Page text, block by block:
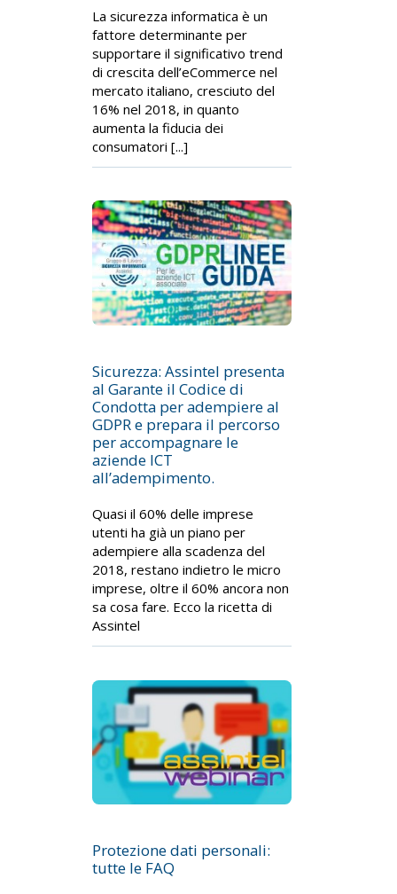
La sicurezza informatica è un
fattore determinante per
supportare il significativo trend
di crescita dell’eCommerce nel
mercato italiano, cresciuto del
16% nel 2018, in quanto
aumenta la fiducia dei
consumatori [...]
Sicurezza: Assintel presenta
al Garante il Codice di
Condotta per adempiere al
GDPR e prepara il percorso
per accompagnare le
aziende ICT
all’adempimento.
Quasi il 60% delle imprese
utenti ha già un piano per
adempiere alla scadenza del
2018, restano indietro le micro
imprese, oltre il 60% ancora non
sa cosa fare. Ecco la ricetta di
Assintel
Protezione dati personali:
tutte le FAQ